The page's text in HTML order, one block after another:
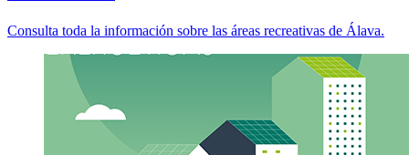
Consulta toda la información sobre las áreas recreativas de Álava.